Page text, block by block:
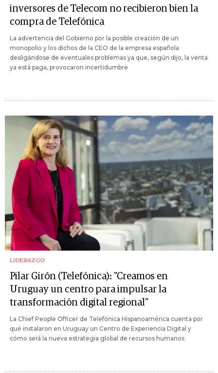
inversores de Telecom no recibieron bien la
compra de Telefónica
La advertencia del Gobierno por la posible creación de un
monopolio y los dichos de la CEO de la empresa española
desligándose de eventuales problemas ya que, según dijo, la venta
ya está paga, provocaron incertidumbre
LIDERAZGO
Pilar Girón (Telefónica): "Creamos en
Uruguay un centro para impulsar la
transformación digital regional"
La Chief People Officer de Telefónica Hispanoamérica cuenta por
qué instalaron en Uruguay un Centro de Experiencia Digital y
cómo será la nueva estrategia global de recursos humanos